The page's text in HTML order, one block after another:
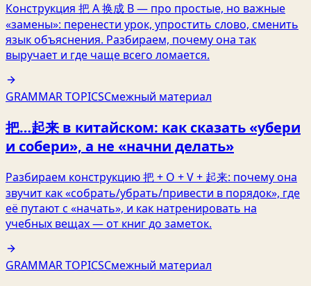
Конструкция 把 A 换成 B — про простые, но важные
«замены»: перенести урок, упростить слово, сменить
язык объяснения. Разбираем, почему она так
выручает и где чаще всего ломается.
GRAMMAR TOPICSСмежный материал
把…起来 в китайском: как сказать «убери
и собери», а не «начни делать»
Разбираем конструкцию 把 + O + V + 起来: почему она
звучит как «собрать/убрать/привести в порядок», где
её путают с «начать», и как натренировать на
учебных вещах — от книг до заметок.
GRAMMAR TOPICSСмежный материал